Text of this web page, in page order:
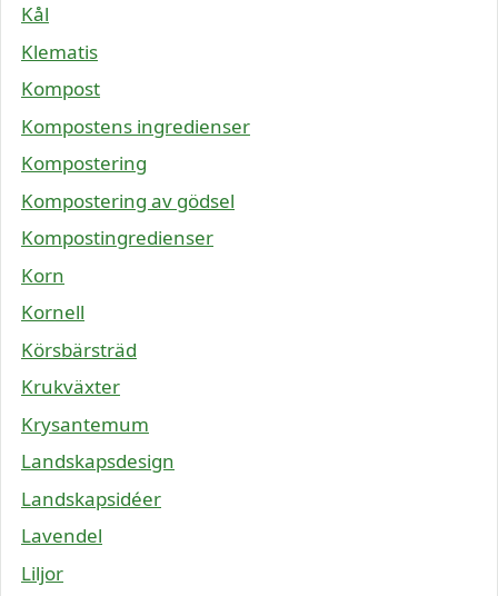
Kål
Klematis
Kompost
Kompostens ingredienser
Kompostering
Kompostering av gödsel
Kompostingredienser
Korn
Kornell
Körsbärsträd
Krukväxter
Krysantemum
Landskapsdesign
Landskapsidéer
Lavendel
Liljor